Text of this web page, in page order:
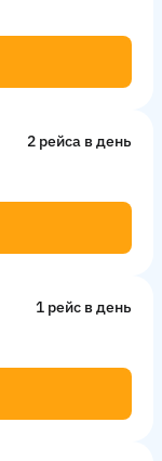
2 рейсa в день
1 рейс в день